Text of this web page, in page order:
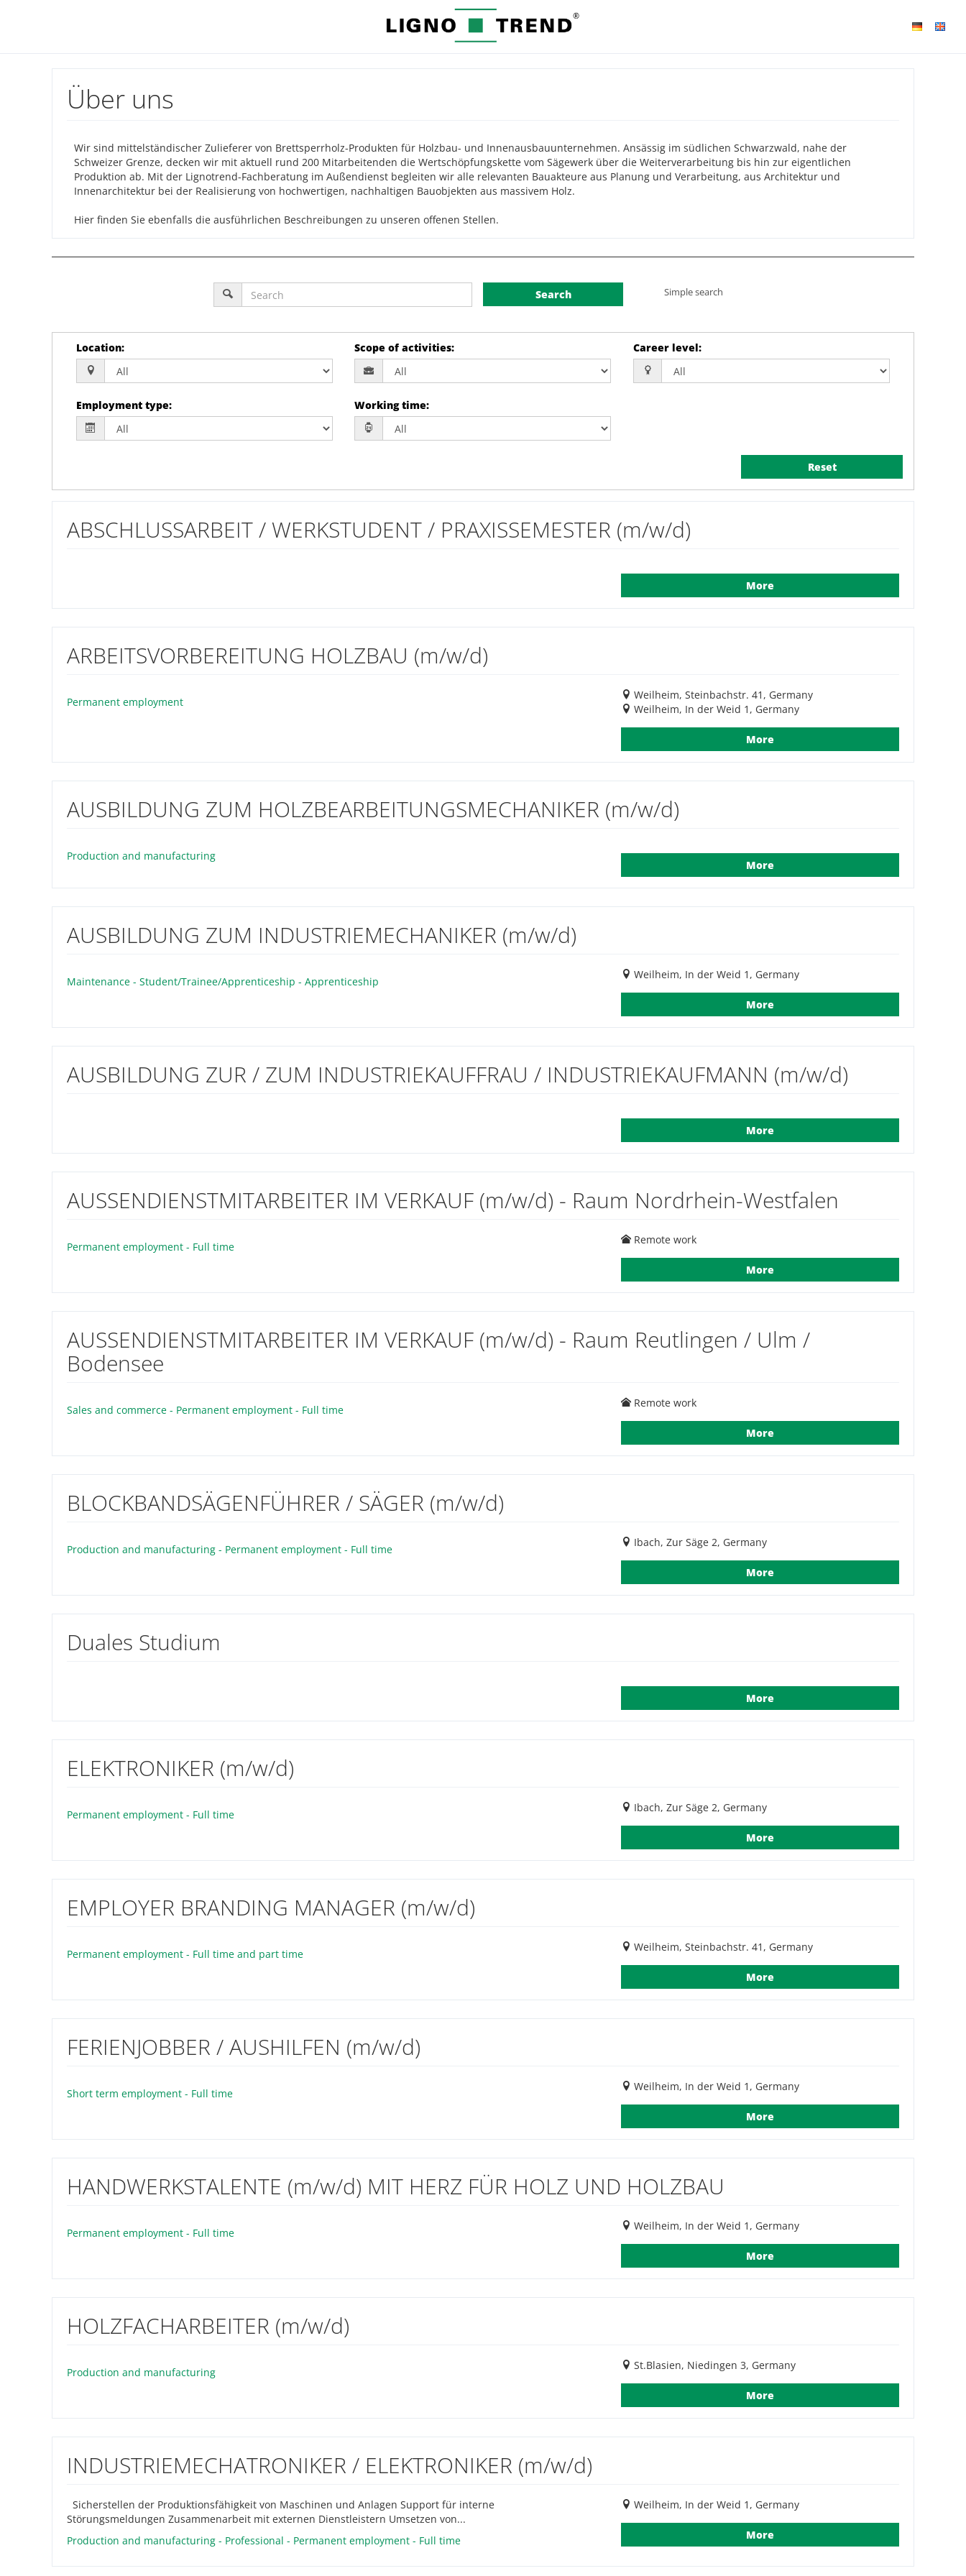
Über uns
Wir sind mittelständischer Zulieferer von Brettsperrholz-Produkten für Holzbau- und Innenausbauunternehmen. Ansässig im südlichen Schwarzwald, nahe der
Schweizer Grenze, decken wir mit aktuell rund 200 Mitarbeitenden die Wertschöpfungskette vom Sägewerk über die Weiterverarbeitung bis hin zur eigentlichen
Produktion ab. Mit der Lignotrend-Fachberatung im Außendienst begleiten wir alle relevanten Bauakteure aus Planung und Verarbeitung, aus Architektur und
Innenarchitektur bei der Realisierung von hochwertigen, nachhaltigen Bauobjekten aus massivem Holz.
Hier finden Sie ebenfalls die ausführlichen Beschreibungen zu unseren offenen Stellen.
Search Simple search
Location: Scope of activities: Career level:
Employment type: Working time:
Reset
ABSCHLUSSARBEIT / WERKSTUDENT / PRAXISSEMESTER (m/w/d)
More
ARBEITSVORBEREITUNG HOLZBAU (m/w/d)
Permanent employment
Weilheim, Steinbachstr. 41, Germany
Weilheim, In der Weid 1, Germany
More
AUSBILDUNG ZUM HOLZBEARBEITUNGSMECHANIKER (m/w/d)
Production and manufacturing
More
AUSBILDUNG ZUM INDUSTRIEMECHANIKER (m/w/d)
Maintenance - Student/Trainee/Apprenticeship - Apprenticeship
Weilheim, In der Weid 1, Germany
More
AUSBILDUNG ZUR / ZUM INDUSTRIEKAUFFRAU / INDUSTRIEKAUFMANN (m/w/d)
More
AUSSENDIENSTMITARBEITER IM VERKAUF (m/w/d) - Raum Nordrhein-Westfalen
Permanent employment - Full time
Remote work
More
AUSSENDIENSTMITARBEITER IM VERKAUF (m/w/d) - Raum Reutlingen / Ulm /
Bodensee
Sales and commerce - Permanent employment - Full time
Remote work
More
BLOCKBANDSÄGENFÜHRER / SÄGER (m/w/d)
Production and manufacturing - Permanent employment - Full time
Ibach, Zur Säge 2, Germany
More
Duales Studium
More
ELEKTRONIKER (m/w/d)
Permanent employment - Full time
Ibach, Zur Säge 2, Germany
More
EMPLOYER BRANDING MANAGER (m/w/d)
Permanent employment - Full time and part time
Weilheim, Steinbachstr. 41, Germany
More
FERIENJOBBER / AUSHILFEN (m/w/d)
Short term employment - Full time
Weilheim, In der Weid 1, Germany
More
HANDWERKSTALENTE (m/w/d) MIT HERZ FÜR HOLZ UND HOLZBAU
Permanent employment - Full time
Weilheim, In der Weid 1, Germany
More
HOLZFACHARBEITER (m/w/d)
Production and manufacturing
St.Blasien, Niedingen 3, Germany
More
INDUSTRIEMECHATRONIKER / ELEKTRONIKER (m/w/d)
Sicherstellen der Produktionsfähigkeit von Maschinen und Anlagen Support für interne
Störungsmeldungen Zusammenarbeit mit externen Dienstleistern Umsetzen von...
Production and manufacturing - Professional - Permanent employment - Full time
Weilheim, In der Weid 1, Germany
More